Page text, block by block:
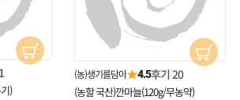
)
(농)생기를담아★4.5후기 20
(농할 국산)깐마늘(120g/무농약)